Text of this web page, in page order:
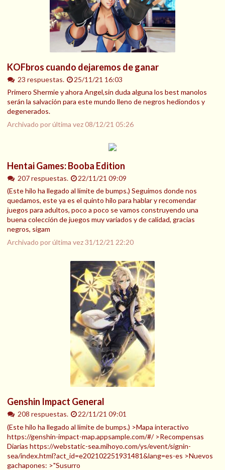
KOFbros cuando dejaremos de ganar
23 respuestas.
25/11/21 16:03
Primero Shermie y ahora Angel,sin duda alguna los best manolos
serán la salvación para este mundo lleno de negros hediondos y
degenerados.
Archivado por última vez08/12/21 05:26
Hentai Games: Booba Edition
207 respuestas.
22/11/21 09:09
(Este hilo ha llegado al límite de bumps.) Seguimos donde nos
quedamos, este ya es el quinto hilo para hablar y recomendar
juegos para adultos, poco a poco se vamos construyendo una
buena colección de juegos muy variados y de calidad, gracias
negros, sigam
Archivado por última vez31/12/21 22:20
Genshin Impact General
208 respuestas.
22/11/21 09:01
(Este hilo ha llegado al límite de bumps.) >Mapa interactivo
https://genshin-impact-map.appsample.com/#/ >Recompensas
Diarias https://webstatic-sea.mihoyo.com/ys/event/signin-
sea/index.html?act_id=e202102251931481&lang=es-es >Nuevos
gachapones: >"Susurro